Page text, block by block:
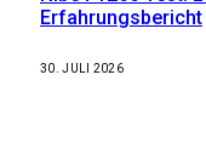
Erfahrungsbericht
30. JULI 2026